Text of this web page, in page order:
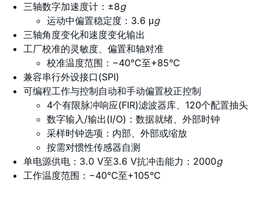
三轴数字加速度计：±8g
运动中偏置稳定度：3.6 μg
三轴角度变化和速度变化输出
工厂校准的灵敏度、偏置和轴对准
校准温度范围：−40°C至+85°C
兼容串行外设接口(SPI)
可编程工作与控制自动和手动偏置校正控制
4个有限脉冲响应(FIR)滤波器库、120个配置抽头
数字输入/输出(I/O)：数据就绪、外部时钟
采样时钟选项：内部、外部或缩放
按需对惯性传感器自测
单电源供电：3.0 V至3.6 V抗冲击能力：2000g
工作温度范围：−40°C至+105°C